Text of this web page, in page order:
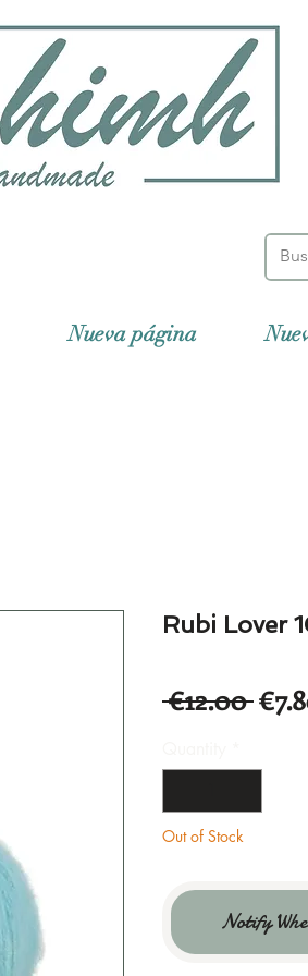
Nueva página
Rubi Lover
€12.00
Out of Stock
Notify